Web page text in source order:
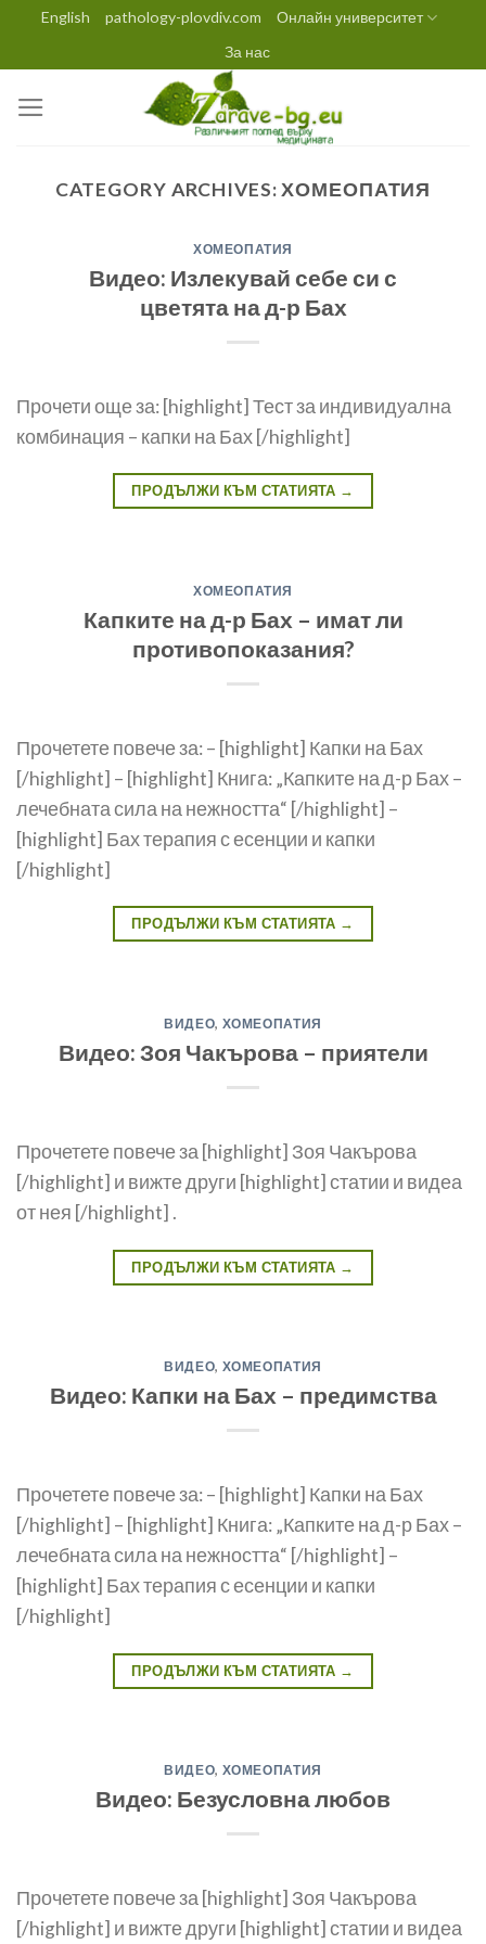
content
English pathology-plovdiv.com
Онлайн университет
За нас
CATEGORY ARCHIVES:ХОМЕОПАТИЯ
ХОМЕОПАТИЯ
Видео: Излекувай себе си с
цветята на д-р Бах
Прочети още за: [highlight] Тест за индивидуална
комбинация – капки на Бах [/highlight]
ПРОДЪЛЖИ КЪМ СТАТИЯТА →
ХОМЕОПАТИЯ
Капките на д-р Бах – имат ли
противопоказания?
Прочетете повече за: – [highlight] Капки на Бах
[/highlight] – [highlight] Книга: „Капките на д-р Бах –
лечебната сила на нежността“ [/highlight] –
[highlight] Бах терапия с есенции и капки
[/highlight]
ПРОДЪЛЖИ КЪМ СТАТИЯТА →
ВИДЕО, ХОМЕОПАТИЯ
Видео: Зоя Чакърова – приятели
Прочетете повече за [highlight] Зоя Чакърова
[/highlight] и вижте други [highlight] статии и видеа
от нея [/highlight] .
ПРОДЪЛЖИ КЪМ СТАТИЯТА →
ВИДЕО, ХОМЕОПАТИЯ
Видео: Капки на Бах – предимства
Прочетете повече за: – [highlight] Капки на Бах
[/highlight] – [highlight] Книга: „Капките на д-р Бах –
лечебната сила на нежността“ [/highlight] –
[highlight] Бах терапия с есенции и капки
[/highlight]
ПРОДЪЛЖИ КЪМ СТАТИЯТА →
ВИДЕО, ХОМЕОПАТИЯ
Видео: Безусловна любов
Прочетете повече за [highlight] Зоя Чакърова
[/highlight] и вижте други [highlight] статии и видеа